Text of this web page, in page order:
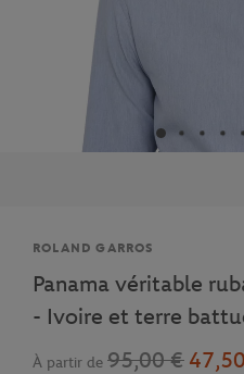
Marque
ROLAND GARROS
Panama véritable
- Ivoire et terre
À partir de 95,00 €